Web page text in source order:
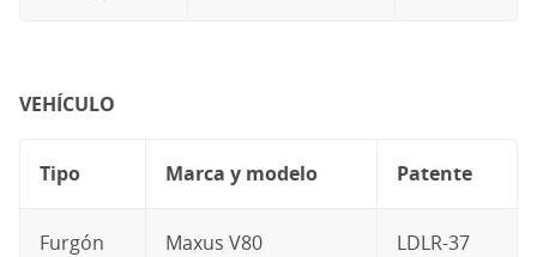
VEHÍCULO
Tipo Marca y modelo Patente
Furgón Maxus V80 LDLR-37